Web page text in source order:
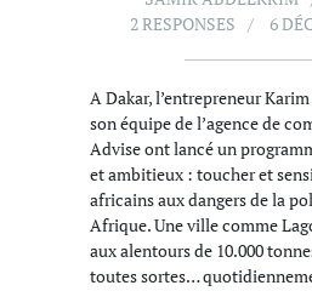
2 RESPONSES
6
A Dakar, l’entrepreneur
son équipe de l’agence de
Advise ont lancé un
et ambitieux : toucher et
africains aux dangers de la
Afrique. Une ville comme
aux alentours de 10.000
toutes sortes…